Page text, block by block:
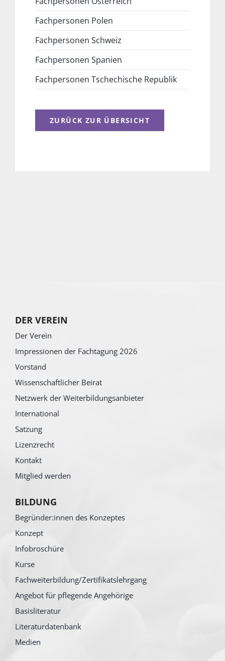
Fachpersonen Polen
Fachpersonen Schweiz
Fachpersonen Spanien
Fachpersonen Tschechische Republik
ZURÜCK ZUR ÜBERSICHT
DER VEREIN
Der Verein
Impressionen der Fachtagung 2026
Vorstand
Wissenschaftlicher Beirat
Netzwerk der Weiterbildungsanbieter
International
Satzung
Lizenzrecht
Kontakt
Mitglied werden
BILDUNG
Begründer:innen des Konzeptes
Konzept
Infobroschüre
Kurse
Fachweiterbildung/Zertifikatslehrgang
Angebot für pflegende Angehörige
Basisliteratur
Literaturdatenbank
Medien